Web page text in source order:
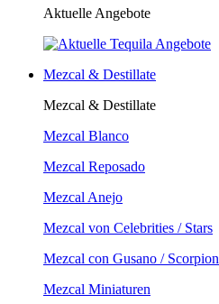
Aktuelle Angebote
Mezcal & Destillate
Mezcal & Destillate
Mezcal Blanco
Mezcal Reposado
Mezcal Anejo
Mezcal von Celebrities / Stars
Mezcal con Gusano / Scorpion
Mezcal Miniaturen